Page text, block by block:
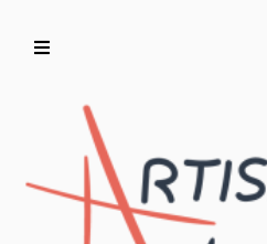
Accueil
Artisans/Commerçants